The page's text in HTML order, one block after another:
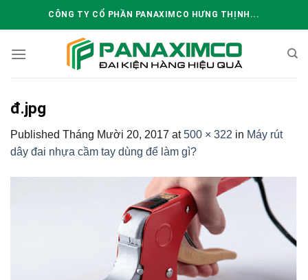
CÔNG TY CỔ PHẦN PANAXIMCO HƯNG THỊNH...
đ.jpg
Published Tháng Mười 20, 2017 at500 × 322 in Máy rút
dây đai nhựa cầm tay dùng để làm gì?